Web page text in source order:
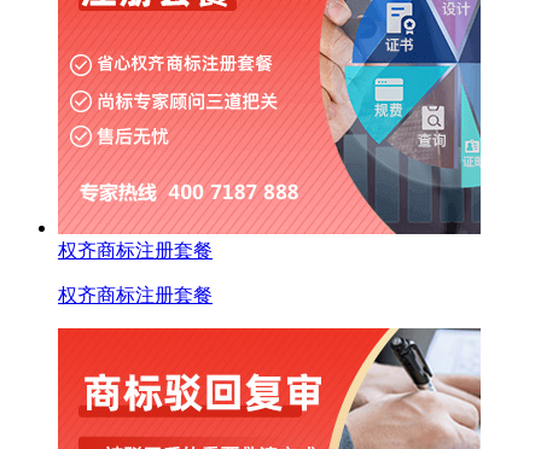
权齐商标注册套餐
权齐商标注册套餐